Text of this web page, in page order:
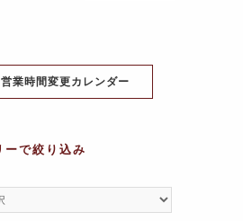
業時間変更カレンダー
ーで絞り込み